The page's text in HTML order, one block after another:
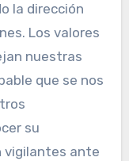
la dirección
Los valores
nuestras
que se nos
su
vigilantes ante